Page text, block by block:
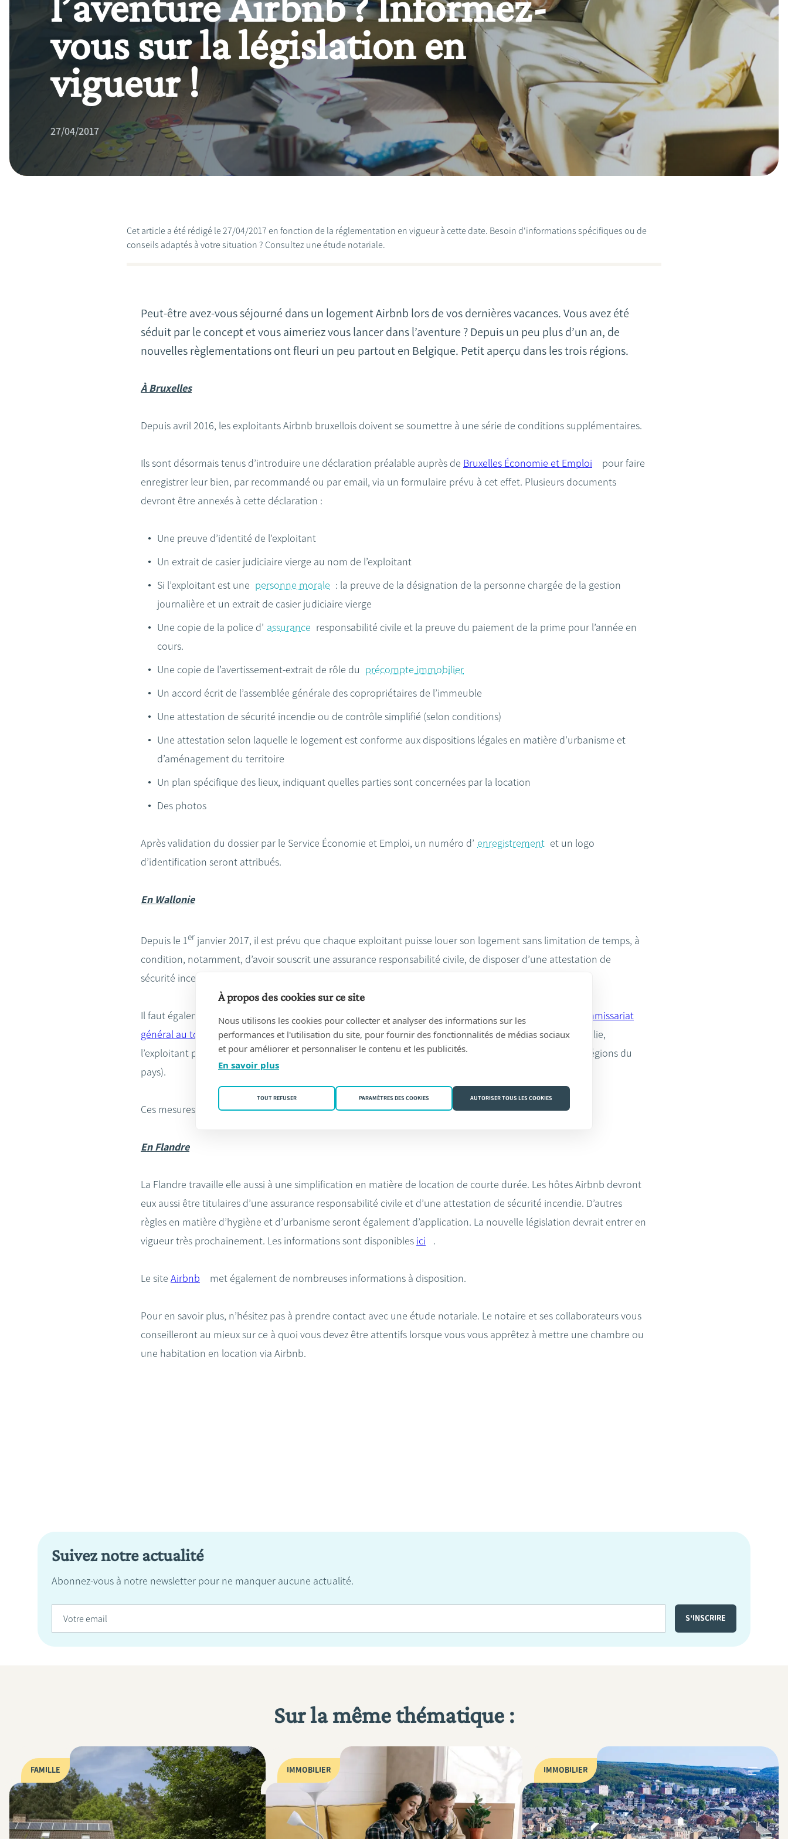
vous sur la législation en
vigueur !
27/04/2017
Cet article a été rédigé le 27/04/2017 en fonction de la réglementation en vigueur à cette date. Besoin d'informations spécifiques ou de
conseils adaptés à votre situation ? Consultez une étude notariale.
Peut-être avez-vous séjourné dans un logement Airbnb lors de vos dernières vacances. Vous avez été
séduit par le concept et vous aimeriez vous lancer dans l’aventure ? Depuis un peu plus d’un an, de
nouvelles règlementations ont fleuri un peu partout en Belgique. Petit aperçu dans les trois régions.
À Bruxelles
Depuis avril 2016, les exploitants Airbnb bruxellois doivent se soumettre à une série de conditions supplémentaires.
Ils sont désormais tenus d’introduire une déclaration préalable auprès de Bruxelles Économie et Emploi
pour faire
enregistrer leur bien, par recommandé ou par email, via un formulaire prévu à cet effet. Plusieurs documents
devront être annexés à cette déclaration :
Une preuve d’identité de l’exploitant
Un extrait de casier judiciaire vierge au nom de l’exploitant
Si l’exploitant est une personne morale : la preuve de la désignation de la personne chargée de la gestion
journalière et un extrait de casier judiciaire vierge
Une copie de la police d’ assurance responsabilité civile et la preuve du paiement de la prime pour l’année en
cours.
Une copie de l’avertissement-extrait de rôle du précompte immobilier
Un accord écrit de l’assemblée générale des copropriétaires de l’immeuble
Une attestation de sécurité incendie ou de contrôle simplifié (selon conditions)
Une attestation selon laquelle le logement est conforme aux dispositions légales en matière d’urbanisme et
d’aménagement du territoire
Un plan spécifique des lieux, indiquant quelles parties sont concernées par la location
Des photos
Après validation du dossier par le Service Économie et Emploi, un numéro d’ enregistrement et un logo
d’identification seront attribués.
En Wallonie
Depuis le 1er janvier 2017, il est prévu que chaque exploitant puisse louer son logement sans limitation de temps, à
condition, notamment, d’avoir souscrit une assurance responsabilité civile, de disposer d’une attestation de
sécurité incendie et de ne pas autoriser d’activités illégales.
Il faut également s’enregistrer en ligne à l’aide d’une déclaration préalable d’exploitation auprès du
Commissariat
général au tourisme (CGT) en remplissant un simple formulaire. Dès que cette formalité aura été remplie,
l’exploitant pourra démarrer son activité (une autorisation supplémentaire est requise dans les autres régions du
pays).
Ces mesures s’inscrivent dans un souci de simplification des règles relatives au partage de logement.
En Flandre
La Flandre travaille elle aussi à une simplification en matière de location de courte durée. Les hôtes Airbnb devront
eux aussi être titulaires d’une assurance responsabilité civile et d’une attestation de sécurité incendie. D’autres
règles en matière d’hygiène et d’urbanisme seront également d’application. La nouvelle législation devrait entrer en
vigueur très prochainement. Les informations sont disponibles ici .
Le site Airbnb met également de nombreuses informations à disposition.
Pour en savoir plus, n’hésitez pas à prendre contact avec une étude notariale. Le notaire et ses collaborateurs vous
conseilleront au mieux sur ce à quoi vous devez être attentifs lorsque vous vous apprêtez à mettre une chambre ou
une habitation en location via Airbnb.
Suivez notre actualité
Abonnez-vous à notre newsletter pour ne manquer aucune actualité.
Sur la même thématique :
FAMILLE IMMOBILIER IMMOBILIER
À propos des cookies sur ce site
Nous utilisons les cookies pour collecter et analyser des informations sur les
performances et l'utilisation du site, pour fournir des fonctionnalités de médias sociaux
et pour améliorer et personnaliser le contenu et les publicités.
En savoir plus
TOUT REFUSER PARAMÈTRES DES COOKIES AUTORISER TOUS LES COOKIES